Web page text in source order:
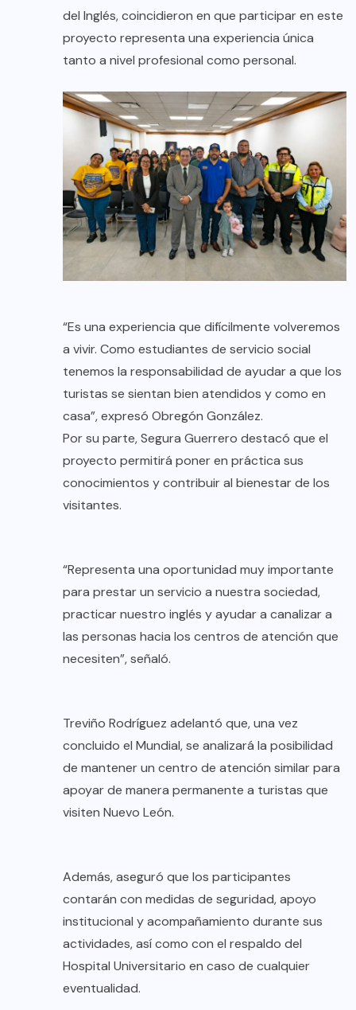
del Inglés, coincidieron en que participar en este
proyecto representa una experiencia única
tanto a nivel profesional como personal.
“Es una experiencia que difícilmente volveremos
a vivir. Como estudiantes de servicio social
tenemos la responsabilidad de ayudar a que los
turistas se sientan bien atendidos y como en
casa”, expresó Obregón González.
Por su parte, Segura Guerrero destacó que el
proyecto permitirá poner en práctica sus
conocimientos y contribuir al bienestar de los
visitantes.
“Representa una oportunidad muy importante
para prestar un servicio a nuestra sociedad,
practicar nuestro inglés y ayudar a canalizar a
las personas hacia los centros de atención que
necesiten”, señaló.
Treviño Rodríguez adelantó que, una vez
concluido el Mundial, se analizará la posibilidad
de mantener un centro de atención similar para
apoyar de manera permanente a turistas que
visiten Nuevo León.
Además, aseguró que los participantes
contarán con medidas de seguridad, apoyo
institucional y acompañamiento durante sus
actividades, así como con el respaldo del
Hospital Universitario en caso de cualquier
eventualidad.